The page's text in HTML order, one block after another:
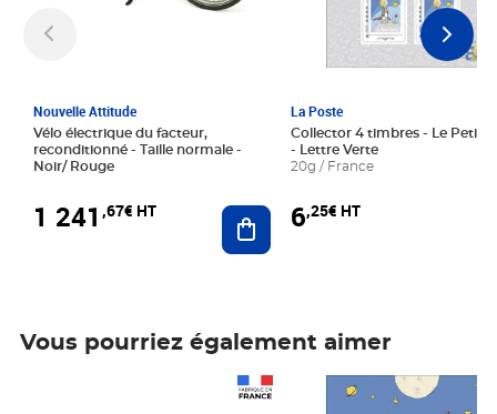
Nouvelle Attitude
Vélo électrique du facteur,
reconditionné - Taille normale -
Noir/ Rouge
1 241 ,67€ HT Ajouter au panier
La Poste
Collector 4 timbres - Le Petit
- Lettre Verte
20g / France
6,25€ HT
Vous pourriez également aimer
Prix 6,25€ HT